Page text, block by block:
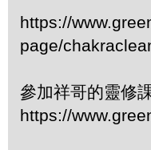
https://
page/
參加祥哥的靈修
https://